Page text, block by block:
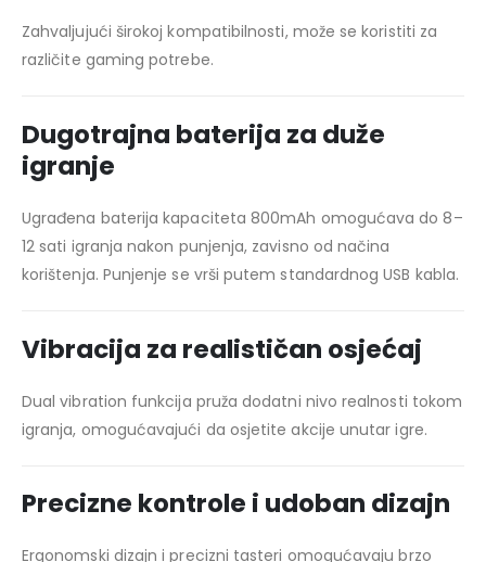
Zahvaljujući širokoj kompatibilnosti, može se koristiti za
različite gaming potrebe.
Dugotrajna baterija za duže
igranje
Ugrađena baterija kapaciteta 800mAh omogućava do 8–
12 sati igranja nakon punjenja, zavisno od načina
korištenja. Punjenje se vrši putem standardnog USB kabla.
Vibracija za realističan osjećaj
Dual vibration funkcija pruža dodatni nivo realnosti tokom
igranja, omogućavajući da osjetite akcije unutar igre.
Precizne kontrole i udoban dizajn
Ergonomski dizajn i precizni tasteri omogućavaju brzo